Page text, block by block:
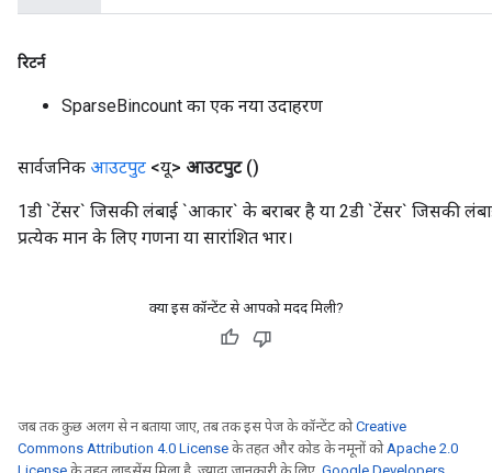
रिटर्न
SparseBincount का एक नया उदाहरण
सार्वजनिक आउटपुट <यू> आउटपुट ()
1डी `टेंसर` जिसकी लंबाई `आकार` के बराबर है या 2डी `टेंसर` जिसकी
प्रत्येक मान के लिए गणना या सारांशित भार।
क्या इस कॉन्टेंट से आपको मदद मिली?
जब तक कुछ अलग से न बताया जाए, तब तक इस पेज के कॉन्टेंट कोCreative
Commons Attribution 4.0 License के तहत और कोड के नमूनों कोApache 2.0